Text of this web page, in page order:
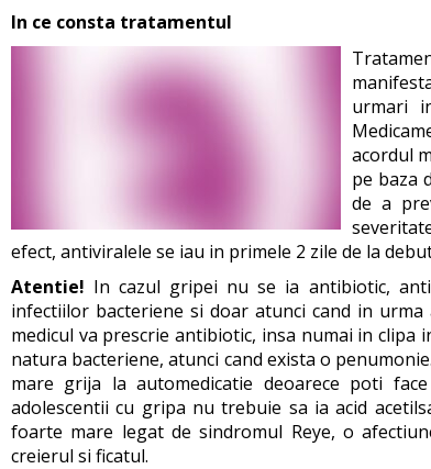
In ce consta tratamentul
urmari
acordul
pe baza
de a
efect, antiviralele se iau in primele 2 zile de la
Atentie! In cazul gripei nu se ia antibiotic,
infectiilor bacteriene si doar atunci cand in urma
medicul va prescrie antibiotic, insa numai in clipa
natura bacteriene, atunci cand exista o
mare grija la automedicatie deoarece poti
adolescentii cu gripa nu trebuie sa ia acid
foarte mare legat de sindromul Reye, o
creierul si ficatul.